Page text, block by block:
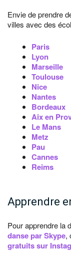
Envie de prendre
villes avec des
Paris
Lyon
Marseille
Toulouse
Nice
Nantes
Bordeaux
Aix en
Le Mans
Metz
Pau
Cannes
Reims
Apprendre
Pour apprendre la
danse par Skype,
gratuits sur